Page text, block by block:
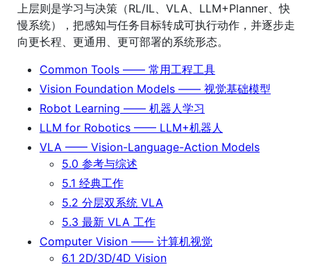
上层则是学习与决策（RL/IL、VLA、LLM+Planner、快
慢系统），把感知与任务目标转成可执行动作，并逐步走
向更长程、更通用、更可部署的系统形态。
Common Tools —— 常用工程工具
Vision Foundation Models —— 视觉基础模型
Robot Learning —— 机器人学习
LLM for Robotics —— LLM+机器人
VLA —— Vision-Language-Action Models
5.0 参考与综述
5.1 经典工作
5.2 分层双系统 VLA
5.3 最新 VLA 工作
Computer Vision —— 计算机视觉
6.1 2D/3D/4D Vision